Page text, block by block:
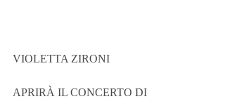
VIOLETTA ZIRONI
APRIRÀ IL CONCERTO DI